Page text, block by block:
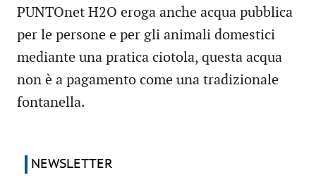
PUNTOnet H2O eroga anche acqua pubblica
per le persone e per gli animali domestici
mediante una pratica ciotola, questa acqua
non è a pagamento come una tradizionale
fontanella.
NEWSLETTER